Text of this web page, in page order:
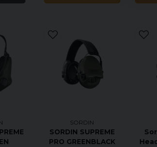
SORDIN
SORDIN SUPREME
PRO GREENBLACK